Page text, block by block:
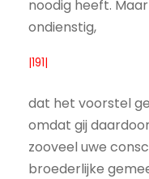
noodig heeft.
ondienstig,
|191|
dat het voorstel
omdat gij
zooveel uwe
broederlijke